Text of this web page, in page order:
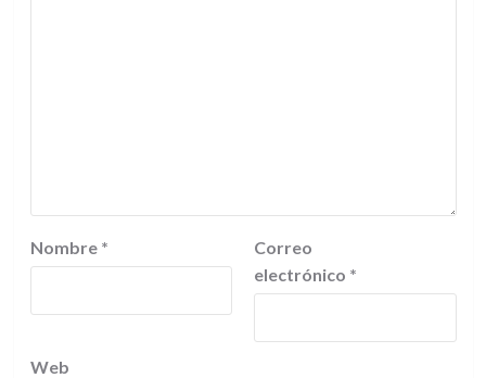
Nombre *
Correo
electrónico *
Web